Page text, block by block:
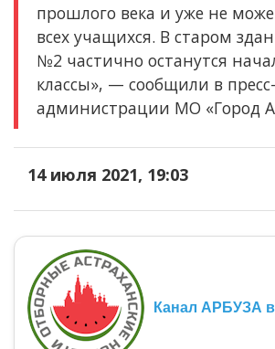
прошлого века и уже не
всех учащихся. В старом
№2 частично останутся
классы», — сообщили в
администрации МО «Город
14 июля 2021, 19:03
Канал АРБУЗА